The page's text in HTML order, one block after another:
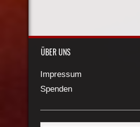
ÜBER UNS
Impressum
Spenden